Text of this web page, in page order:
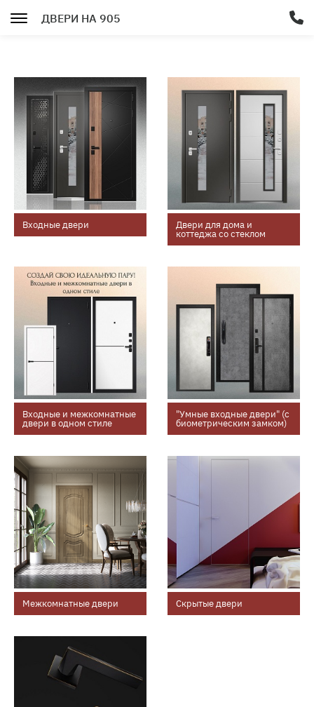
ДВЕРИ НА 905
Входные двери Двери для дома и
коттеджа со стеклом
Входные и межкомнатные
двери в одном стиле
"Умные входные двери" (с
биометрическим замком)
Межкомнатные двери Скрытые двери